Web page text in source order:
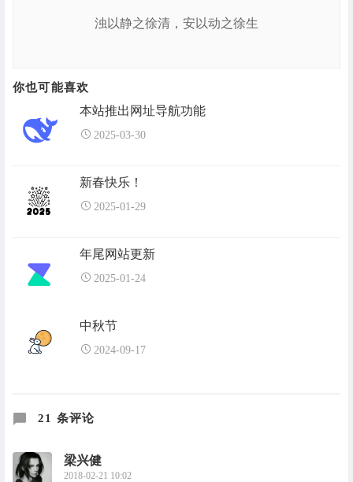
浊以静之徐清，安以动之徐生
你也可能喜欢
本站推出网址导航功能
2025-03-30
新春快乐！
2025-01-29
年尾网站更新
2025-01-24
中秋节
2024-09-17
21 条评论
梁兴健
2018-02-21 10:02